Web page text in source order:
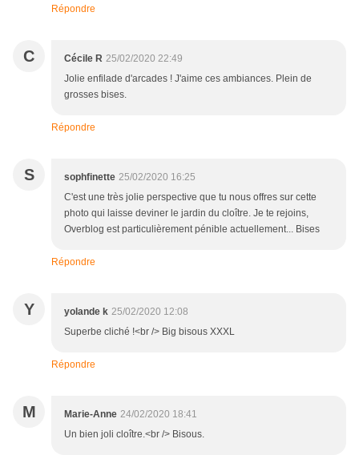
Répondre
C Cécile R 25/02/2020 22:49
Jolie enfilade d'arcades ! J'aime ces ambiances. Plein de
grosses bises.
Répondre
S sophfinette 25/02/2020 16:25
C'est une très jolie perspective que tu nous offres sur cette
photo qui laisse deviner le jardin du cloître. Je te rejoins,
Overblog est particulièrement pénible actuellement... Bises
Répondre
Y yolande k 25/02/2020 12:08
Superbe cliché !<br /> Big bisous XXXL
Répondre
M Marie-Anne 24/02/2020 18:41
Un bien joli cloître.<br /> Bisous.